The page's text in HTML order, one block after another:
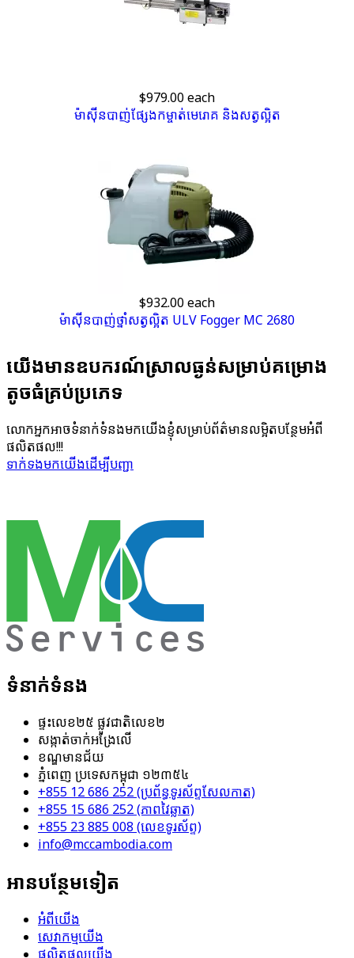
$979.00each
ម៉ាស៊ីនបាញ់ផ្សែង​កម្ចាត់​មេរោគ​ និងសត្វល្អិត
$932.00each
ម៉ាស៊ីន​បាញ់​ថ្នាំ​សត្វល្អិត ULV Fogger MC 2680
យើង​មាន​ឧបករណ៍​ស្រាល​ធ្ងន់​សម្រាប់​គម្រោង​
តូច​ធំគ្រប់​ប្រភេទ
លោក​អ្នក​អាច​ទំនាក់​ទំនង​មក​យើង​ខ្ញុំ​សម្រាប់​ព័ត៌មាន​លម្អិត​បន្ថែម​អំពី​
ផលិតផល!!!
ទាក់ទង​មក​យើង​ដើម្បី​បញ្ជា​
ទំនាក់ទំនង
ផ្ទះ​លេខ​២៥​ ផ្លូវ​ជាតិ​លេខ​២
សង្កាត់​ចាក់អង្រែលើ
ខណ្ឌ​មានជ័យ
ភ្នំពេញ ប្រទេសកម្ពុជា​ ១២៣៥៤
+855 12 686 252 (ប្រព័ន្ធ​ទូរស័ព្ទ​សែល​កាត)
+855 15 686 252 (ភាពវៃឆ្លាត)
+855 23 885 008 (លេខ​ទូរស័ព្ទ)
info@mccambodia.com
អាន​បន្ថែម​ទៀត
អំពីយើង
សេវាកម្ម​យើង
ផលិតផលយើង